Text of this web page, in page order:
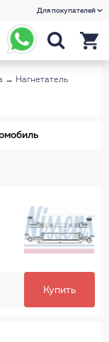
Для покупателей
→ Нагнетатель
Купить